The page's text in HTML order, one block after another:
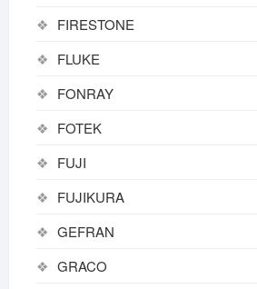
FIRESTONE
FLUKE
FONRAY
FOTEK
FUJI
FUJIKURA
GEFRAN
GRACO